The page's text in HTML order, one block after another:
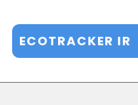
ECOTRACKER IR